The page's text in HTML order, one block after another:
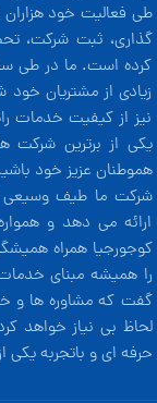
طی فعالیت خود هزاران
گذاری، ثبت شرکت،
کرده است. ما در طی
زیادی از مشتریان
نیز از کیفیت خدمات
یکی از برترین شرکت
هموطنان عزیز خود
شرکت ما طیف وسیعی
ارائه می دهد و
کوجورجیا همراه
را همیشه مبنای
گفت که مشاوره ها و
لحاظ بی نیاز خواهد
حرفه ای و باتجربه